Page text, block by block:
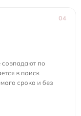
04
совпадают по
в поиск
срока и без